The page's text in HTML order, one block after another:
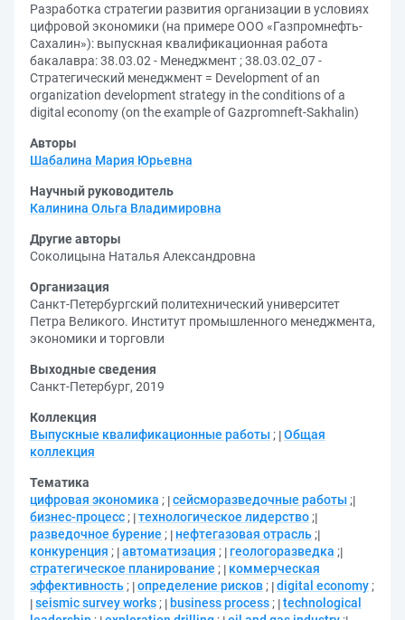
Разработка стратегии развития организации в условиях
цифровой экономики (на примере ООО «Газпромнефть-
Сахалин»): выпускная квалификационная работа
бакалавра: 38.03.02 - Менеджмент ; 38.03.02_07 -
Стратегический менеджмент = Development of an
organization development strategy in the conditions of a
digital economy (on the example of Gazpromneft-Sakhalin)
Авторы
Шабалина Мария Юрьевна
Научный руководитель
Калинина Ольга Владимировна
Другие авторы
Соколицына Наталья Александровна
Организация
Санкт-Петербургский политехнический университет
Петра Великого. Институт промышленного менеджмента,
экономики и торговли
Выходные сведения
Санкт-Петербург, 2019
Коллекция
Выпускные квалификационные работы ; Общая
коллекция
Тематика
цифровая экономика ; сейсморазведочные работы ;
бизнес-процесс ; технологическое лидерство ;
разведочное бурение ; нефтегазовая отрасль ;
конкуренция ; автоматизация ; геологоразведка ;
стратегическое планирование ;
коммерческая
эффективность ; определение рисков ; digital economy ;
seismic survey works ; business process ; technological